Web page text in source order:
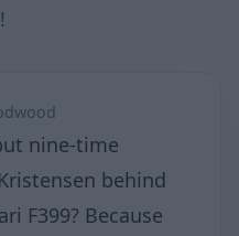
nine-time
behind
F399? Because